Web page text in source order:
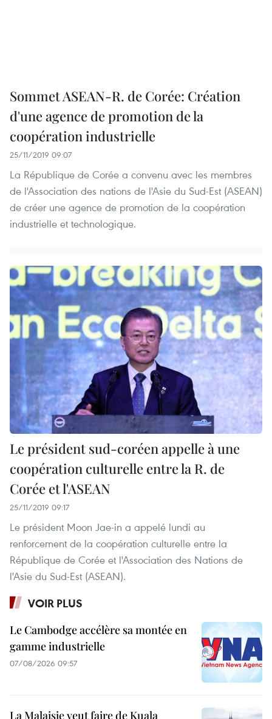
Sommet ASEAN-R. de Corée: Création
d'une agence de promotion de la
coopération industrielle
25/11/2019 09:07
La République de Corée a convenu avec les membres
de l'Association des nations de l'Asie du Sud-Est (ASEAN)
de créer une agence de promotion de la coopération
industrielle et technologique.
Le président sud-coréen appelle à une
coopération culturelle entre la R. de
Corée et l'ASEAN
25/11/2019 09:17
Le président Moon Jae-in a appelé lundi au
renforcement de la coopération culturelle entre la
République de Corée et l'Association des Nations de
l'Asie du Sud-Est (ASEAN).
VOIR PLUS
Le Cambodge accélère sa montée en
gamme industrielle
07/08/2026 09:57
La Malaisie veut faire de Kuala